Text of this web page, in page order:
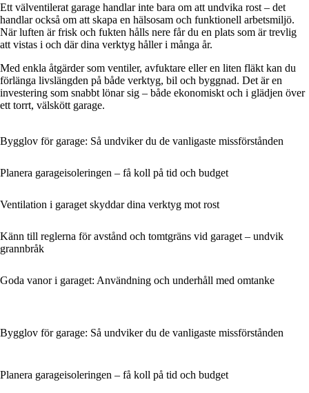
Ett välventilerat garage handlar inte bara om att undvika rost – det
handlar också om att skapa en hälsosam och funktionell arbetsmiljö.
När luften är frisk och fukten hålls nere får du en plats som är trevlig
att vistas i och där dina verktyg håller i många år.
Med enkla åtgärder som ventiler, avfuktare eller en liten fläkt kan du
förlänga livslängden på både verktyg, bil och byggnad. Det är en
investering som snabbt lönar sig – både ekonomiskt och i glädjen över
ett torrt, välskött garage.
Bygglov för garage: Så undviker du de vanligaste missförstånden
Planera garageisoleringen – få koll på tid och budget
Ventilation i garaget skyddar dina verktyg mot rost
Känn till reglerna för avstånd och tomtgräns vid garaget – undvik
grannbråk
Goda vanor i garaget: Användning och underhåll med omtanke
Bygglov för garage: Så undviker du de vanligaste missförstånden
Planera garageisoleringen – få koll på tid och budget